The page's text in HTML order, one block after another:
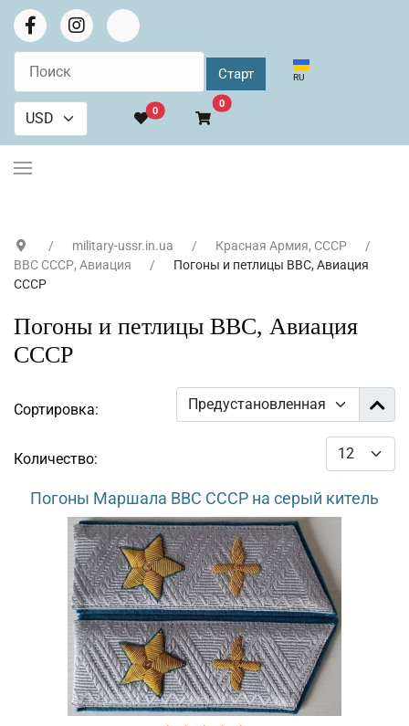
Выберите язык
RU
0
0В корзину
military-ussr.in.ua
Красная Армия, СССР
ВВС СССР, Авиация
Погоны и петлицы ВВС, Авиация
СССР
Погоны и петлицы ВВС, Авиация
СССР
Сортировка:
Количество:
Погоны Маршала ВВС СССР на серый китель